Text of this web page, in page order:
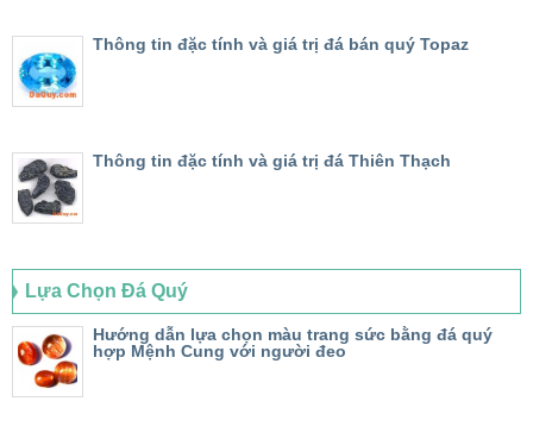
Thông tin đặc tính và giá trị đá bán quý Topaz
Thông tin đặc tính và giá trị đá Thiên Thạch
Lựa Chọn Đá Quý
Hướng dẫn lựa chọn màu trang sức bằng đá quý
hợp Mệnh Cung với người đeo